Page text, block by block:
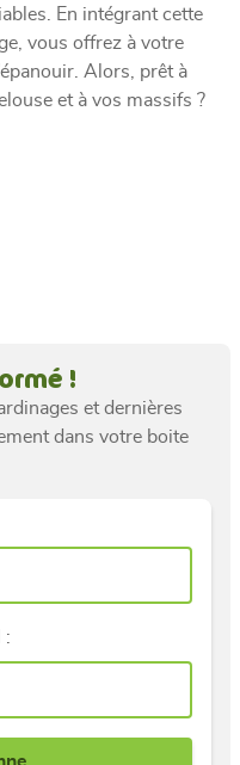
En intégrant cette
vous offrez à votre
Alors, prêt à
et à vos massifs ?
!
et dernières
dans votre boite
: